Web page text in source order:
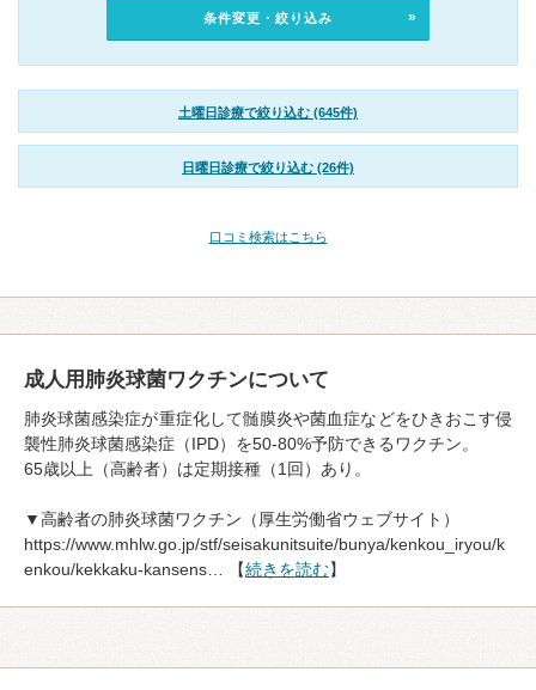
条件変更・絞り込み
土曜日診療で絞り込む (645件)
日曜日診療で絞り込む (26件)
口コミ検索はこちら
成人用肺炎球菌ワクチンについて
肺炎球菌感染症が重症化して髄膜炎や菌血症などをひきおこす侵
襲性肺炎球菌感染症（IPD）を50-80%予防できるワクチン。
65歳以上（高齢者）は定期接種（1回）あり。
▼高齢者の肺炎球菌ワクチン（厚生労働省ウェブサイト）
https://www.mhlw.go.jp/stf/seisakunitsuite/bunya/kenkou_iryou/k
enkou/kekkaku-kansens… 【続きを読む】